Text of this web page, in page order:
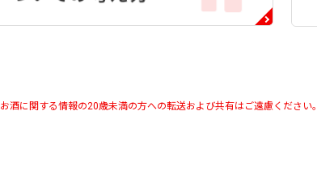
お酒に関する情報の20歳未満の方への転送および共有はご遠慮ください。